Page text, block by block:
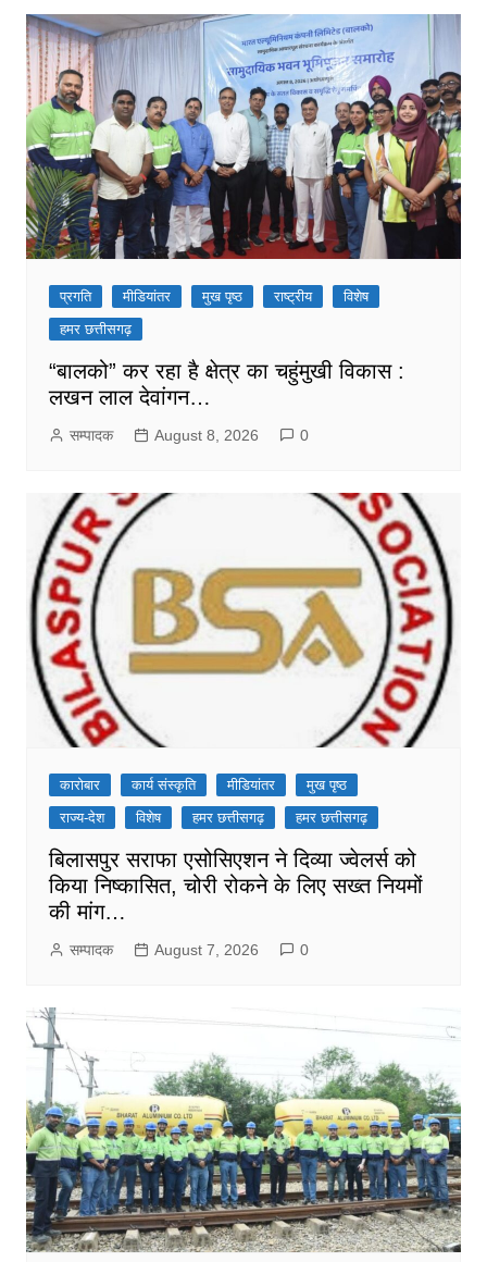
प्रगति मीडियांतर मुख पृष्ठ राष्ट्रीय
विशेष
हमर छत्तीसगढ़
“बालको” कर रहा है क्षेत्र का चहुंमुखी विकास :
लखन लाल देवांगन…
सम्पादक August 8, 2026 0
कारोबार कार्य संस्कृति मीडियांतर
मुख पृष्ठ
राज्य-देश
विशेष हमर छत्तीसगढ़ हमर छत्तीसगढ़
बिलासपुर सराफा एसोसिएशन ने दिव्या ज्वेलर्स को
किया निष्कासित, चोरी रोकने के लिए सख्त नियमों
की मांग…
सम्पादक August 7, 2026 0